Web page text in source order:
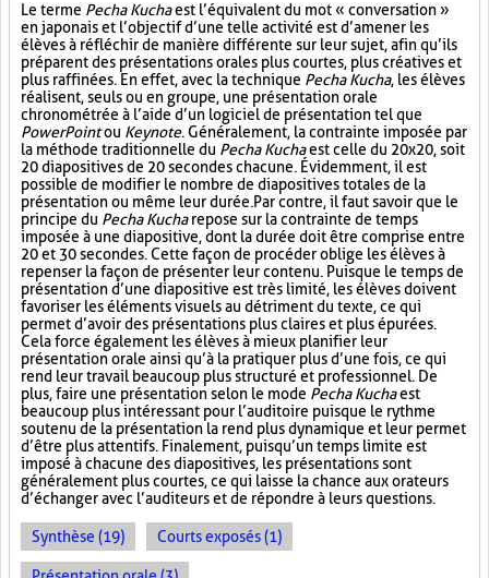
Le terme Pecha Kuchaest l’équivalent du mot « conversation »
en japonais et l’objectif d’une telle activité est d’amener les
élèves à réfléchir de manière différente sur leur sujet, afin qu’ils
préparent des présentations orales plus courtes, plus créatives et
plus raffinées. En effet, avec la technique Pecha Kucha, les élèves
réalisent, seuls ou en groupe, une présentation orale
chronométrée à l’aide d’un logiciel de présentation tel que
PowerPointou Keynote. Généralement, la contrainte imposée par
la méthode traditionnelle du Pecha Kuchaest celle du 20x20, soit
20 diapositives de 20 secondes chacune. Évidemment, il est
possible de modifier le nombre de diapositives totales de la
présentation ou même leur durée. Par contre, il faut savoir que le
principe du Pecha Kucharepose sur la contrainte de temps
imposée à une diapositive, dont la durée doit être comprise entre
20 et 30 secondes. Cette façon de procéder oblige les élèves à
repenser la façon de présenter leur contenu. Puisque le temps de
présentation d’une diapositive est très limité, les élèves doivent
favoriser les éléments visuels au détriment du texte, ce qui
permet d’avoir des présentations plus claires et plus épurées.
Cela force également les élèves à mieux planifier leur
présentation orale ainsi qu’à la pratiquer plus d’une fois, ce qui
rend leur travail beaucoup plus structuré et professionnel. De
plus, faire une présentation selon le mode Pecha Kuchaest
beaucoup plus intéressant pour l’auditoire puisque le rythme
soutenu de la présentation la rend plus dynamique et leur permet
d’être plus attentifs. Finalement, puisqu’un temps limite est
imposé à chacune des diapositives, les présentations sont
généralement plus courtes, ce qui laisse la chance aux orateurs
d’échanger avec l’auditeurs et de répondre à leurs questions.
Synthèse (19) Courts exposés (1)